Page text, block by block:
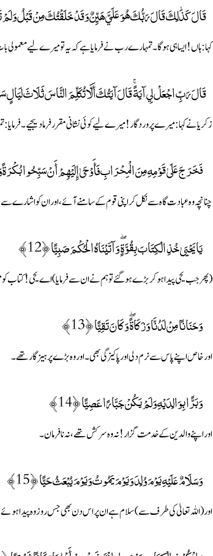
قَالَ كَذَٰلِكَ قَالَ رَبُّكَ هُوَ عَلَيَّ هَيِّنٌ وَقَدْ خَلَقْتُكَ مِنْ قَبْلُ وَلَمْ
کہا : ہاں ! ایسا ہی ہوگا۔ تمہارے رب نے فرمایا ہے کہ یہ تو میرے لیے
قَالَ رَبِّ اجْعَلْ لِي آيَةً ۚ قَالَ آيَتُكَ أَلَّا تُكَلِّمَ النَّاسَ ثَلَاثَ لَيَالٍ
زکریا نے کہا : میرے پروردگار ! میرے لیے کوئی نشانی مقرر فرما دیجیے۔
فَخَرَجَ عَلَىٰ قَوْمِهِ مِنَ الْمِحْرَابِ فَأَوْحَىٰ إِلَيْهِمْ أَنْ سَبِّحُوا بُكْرَةً
چنانچہ وہ عبادت گاہ سے نکل کر اپنی قوم کے سامنے آئے، اور ان کو اشارے سے
يَا يَحْيَىٰ خُذِ الْكِتَابَ بِقُوَّةٍ ۖ وَآتَيْنَاهُ الْحُكْمَ صَبِيًّا ﴿12﴾
(پھر جب یحی پیدا ہو کر بڑے ہوگئے تو ہم نے ان سے فرمایا) اے یحی ! کتاب کو مضبوطی سے تھام لو۔ (٨) اور ہم نے بچپن ہی
وَحَنَانًا مِنْ لَدُنَّا وَزَكَاةً ۖ وَكَانَ تَقِيًّا ﴿13﴾
اور خاص اپنے پاس سے نرم دلی اور پاکیزگی بھی۔ اور وہ بڑے پرہیزگار تھے۔
وَبَرًّا بِوَالِدَيْهِ وَلَمْ يَكُنْ جَبَّارًا عَصِيًّا ﴿14﴾
اور اپنے والدین کے خدمت گزار ! نہ وہ سرکش تھے، نہ نافرمان۔
وَسَلَامٌ عَلَيْهِ يَوْمَ وُلِدَ وَيَوْمَ يَمُوتُ وَيَوْمَ يُبْعَثُ حَيًّا ﴿15﴾
اور (اللہ تعالیٰ کی طرف سے) سلام ہے ان پر اس دن بھی جس روز وہ پیدا